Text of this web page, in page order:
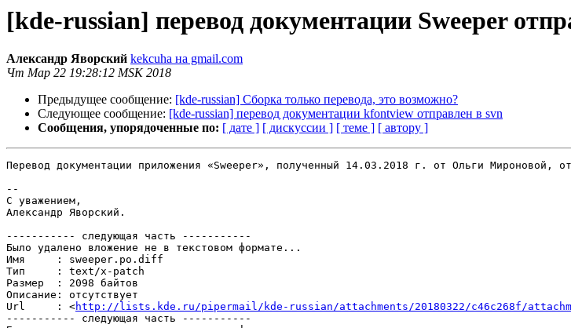
[kde-russian] перевод документации Sweeper
Александр Яворский kekcuha на gmail.com
Чт Мар 22 19:28:12 MSK 2018
Предыдущее сообщение: [kde-russian] Сборка только перевода, это возможно?
Следующее сообщение: [kde-russian] перевод документации kfontview отправлен в svn
Сообщения, упорядоченные по: [ дате ] [ дискуссии ] [ теме ] [ автору ]
Перевод документации приложения «Sweeper», полученный 14.03.2018 г. от Ольги Мироновой,
--
С уважением,
Александр Яворский.
----------- следующая часть -----------
Было удалено вложение не в текстовом формате...
Имя     : sweeper.po.diff
Тип     : text/x-patch
Размер  : 2098 байтов
Описание: отсутствует
Url     : <http://lists.kde.ru/pipermail/kde-russian/attachments/20180322/c46c268f/
----------- следующая часть -----------